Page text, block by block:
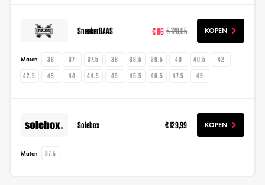
SneakerBAAS € 116 € 129,95 KOPEN
Maten 36 37 37.5 38 38.5 39.5 40 40.5
42
42.5
43 44 44.5 45 45.5 46.5 47.5 49
Solebox € 129,99 KOPEN
Maten 37.5